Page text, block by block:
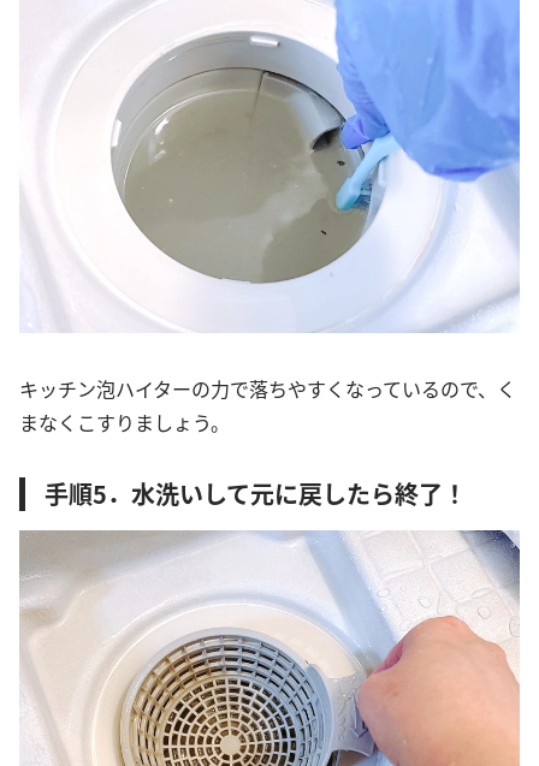
キッチン泡ハイターの力で落ちやすくなっているので、く
まなくこすりましょう。
手順5．水洗いして元に戻したら終了！